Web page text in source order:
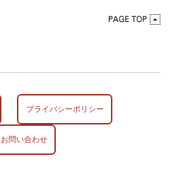
プライバシーポリシー
お問い合わせ